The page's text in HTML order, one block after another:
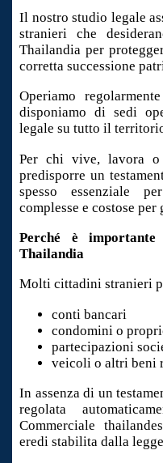
Il nostro studio legale
stranieri che
Thailandia per
corretta successione
Operiamo
disponiamo di sedi
legale su tutto il
Per chi vive, lavora o
predisporre un
spesso essenziale
complesse e costose per
Perché è
Thailandia
Molti cittadini stranieri
conti bancari
condomini o
partecipazioni
veicoli o altri beni
In assenza di un
regolata
Commerciale
eredi stabilita dalla